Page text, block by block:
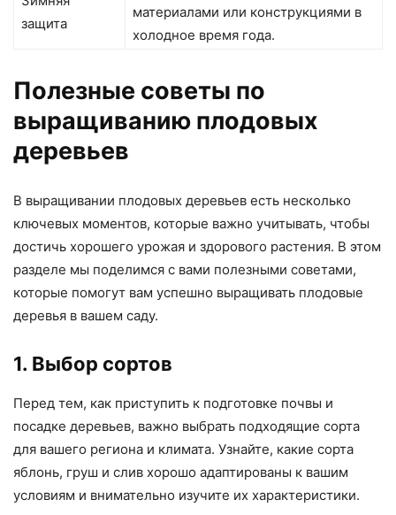
защита
материалами или конструкциями в
холодное время года.
Полезные советы по
выращиванию плодовых
деревьев
В выращивании плодовых деревьев есть несколько
ключевых моментов, которые важно учитывать, чтобы
достичь хорошего урожая и здорового растения. В этом
разделе мы поделимся с вами полезными советами,
которые помогут вам успешно выращивать плодовые
деревья в вашем саду.
1. Выбор сортов
Перед тем, как приступить к подготовке почвы и
посадке деревьев, важно выбрать подходящие сорта
для вашего региона и климата. Узнайте, какие сорта
яблонь, груш и слив хорошо адаптированы к вашим
условиям и внимательно изучите их характеристики.